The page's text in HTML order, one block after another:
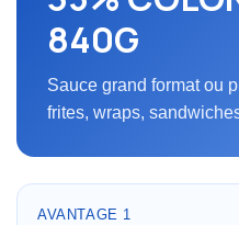
840G
Sauce grand format ou
frites, wraps,
AVANTAGE 1